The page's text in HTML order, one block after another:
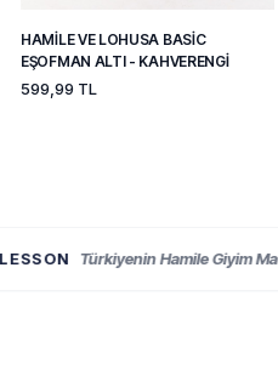
HAMILE VE LOHUSA BASIC
EŞOFMAN ALTI - KAHVERENGI
599,99 TL
Türkiyenin Hamile Giyim Markası